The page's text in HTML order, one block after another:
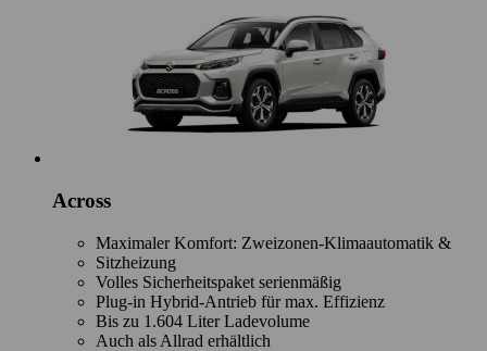
Across
Maximaler Komfort: Zweizonen-Klimaautomatik &
Sitzheizung
Volles Sicherheitspaket serienmäßig
Plug-in Hybrid-Antrieb für max. Effizienz
Bis zu 1.604 Liter Ladevolume
Auch als Allrad erhältlich